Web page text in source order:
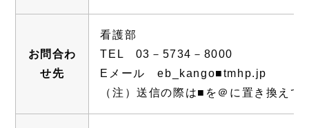
お問合わ
せ先
看護部
TEL 03－5734－8000
Eメール eb_kango■tmhp.jp
（注）送信の際は■を＠に置き換えて